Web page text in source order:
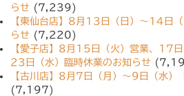
らせ (7,239)
【東仙台店】8月13日（日）〜14日（
らせ (7,220)
【愛子店】8月15日（火）営業、17
23日（水）臨時休業のお知らせ
【古川店】8月7日（月）〜9日（水）
(7,197)